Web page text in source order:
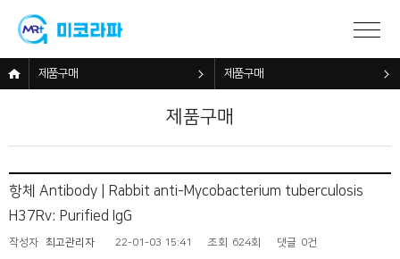
제품구매 제품구매
제품구매
항체 Antibody | Rabbit anti-Mycobacterium tuberculosis
H37Rv: Purified IgG
작성자 최고관리자 22-01-03 15:41 조회 624회 댓글 0건